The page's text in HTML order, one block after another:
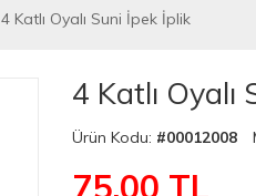
4 Katlı Oyalı Suni İpek İplik
4 Katlı Oyalı
Ürün Kodu: #00012008
75.00 TL